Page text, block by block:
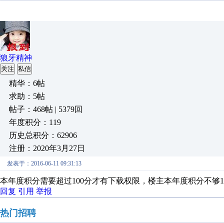
狼牙精神
关注 私信
精华：6帖
求助：5帖
帖子：468帖 | 5379回
年度积分：119
历史总积分：62906
注册：2020年3月27日
发表于：2016-06-11 09:31:13
本年度积分需要超过100分才有下载权限，楼主本年度积分不够
回复 引用 举报
热门招聘